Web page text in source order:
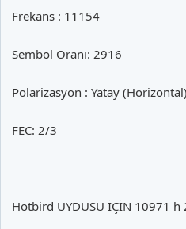
Frekans : 11154
Sembol Oranı: 2916
Polarizasyon : Yatay (Horizontal)
FEC: 2/3
Hotbird UYDUSU İÇİN 10971 h